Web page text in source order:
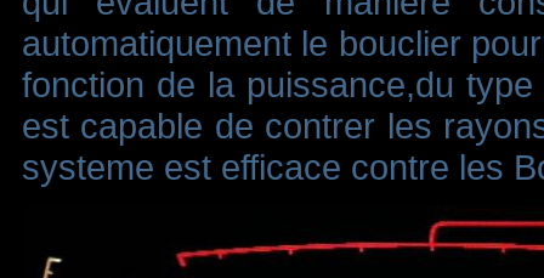
automatiquement le bouclier
fonction de la puissance,du
est capable de contrer les
systeme est efficace contre les